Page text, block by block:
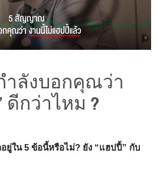
ลังบอกคุณว่า
ดีกว่าไหม ?
อยู่ใน 5 ข้อนี้หรือไม่? ยัง “แฮปปี้” กับ